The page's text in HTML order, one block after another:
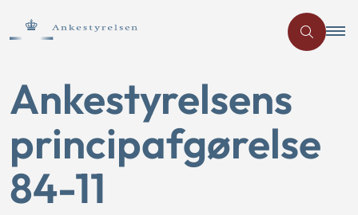
Ankestyrelsens
principafgørelse
84-11